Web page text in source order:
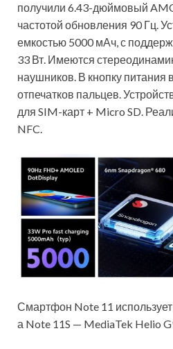
получили 6.43-дюймовый
частотой обновления 90 Гц.
емкостью 5000 мАч, с
33 Вт. Имеются
наушников. В кнопку питания
отпечатков пальцев.
для SIM-карт + Micro SD.
NFC.
Смартфон Note 11 использует
а Note 11S — MediaTek Helio